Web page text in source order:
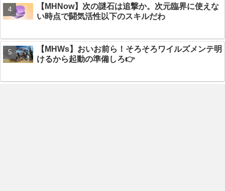
【MHNow】次の謎石は追撃か。次元臨界に使えな
い時点で闘気活性以下のスキルだわ
【MHWs】おいお前ら！そろそろワイルズメンテ明
けるから起動の準備しろ👉